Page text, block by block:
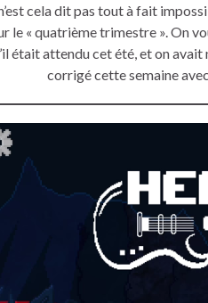
cela dit pas tout à fait
le « quatrième trimestre ». On
était attendu cet été, et on
corrigé cette semaine